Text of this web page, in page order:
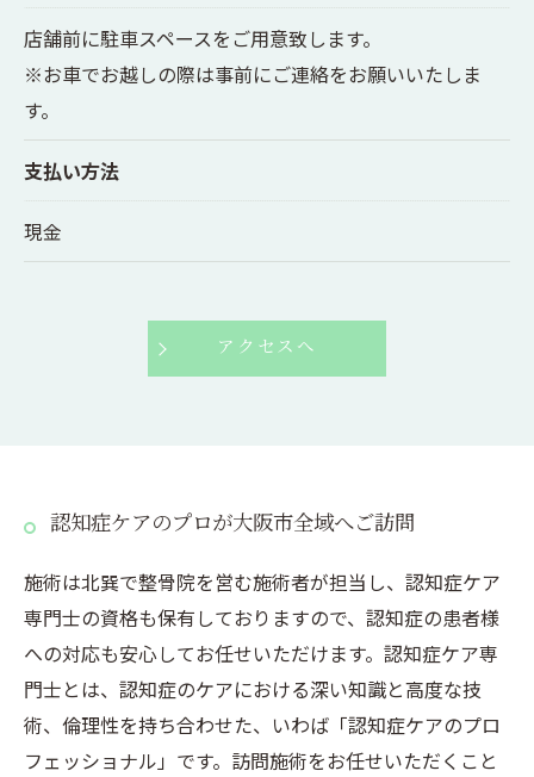
店舗前に駐車スペースをご用意致します。
※お車でお越しの際は事前にご連絡をお願いいたしま
す。
支払い方法
現金
アクセスへ
認知症ケアのプロが大阪市全域へご訪問
施術は北巽で整骨院を営む施術者が担当し、認知症ケア
専門士の資格も保有しておりますので、認知症の患者様
への対応も安心してお任せいただけます。認知症ケア専
門士とは、認知症のケアにおける深い知識と高度な技
術、倫理性を持ち合わせた、いわば「認知症ケアのプロ
フェッショナル」です。訪問施術をお任せいただくこと